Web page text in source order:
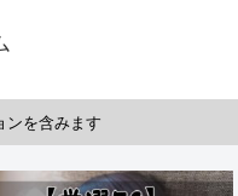
ンを含みます